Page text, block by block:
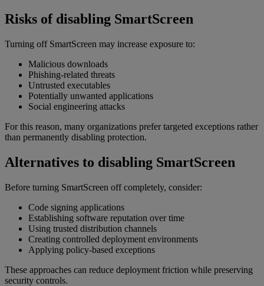
Risks of disabling SmartScreen
Turning off SmartScreen may increase exposure to:
Malicious downloads
Phishing-related threats
Untrusted executables
Potentially unwanted applications
Social engineering attacks
For this reason, many organizations prefer targeted exceptions rather
than permanently disabling protection.
Alternatives to disabling SmartScreen
Before turning SmartScreen off completely, consider:
Code signing applications
Establishing software reputation over time
Using trusted distribution channels
Creating controlled deployment environments
Applying policy-based exceptions
These approaches can reduce deployment friction while preserving
security controls.